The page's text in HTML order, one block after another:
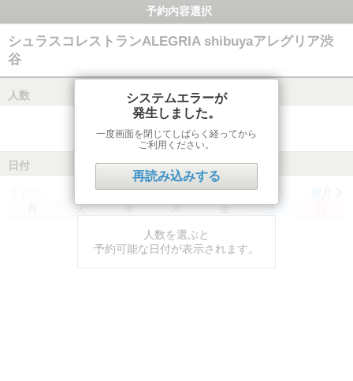
予約内容選択
シュラスコレストランALEGRIA shibuyaアレグリア渋
谷
人数
日付
火 水 木 金 土
人数を選ぶと
予約可能な日付が表示されます。
システムエラーが
発生しました。
一度画面を閉じてしばらく経ってから
ご利用ください。
再読み込みする